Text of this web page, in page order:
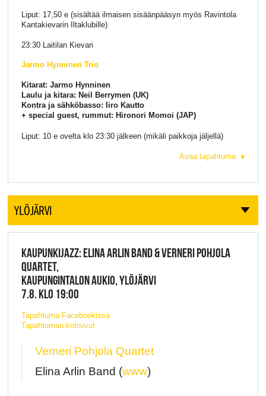
Liput: 17,50 e (sisältää ilmaisen sisäänpääsyn myös Ravintola
Kantakievarin Iltaklubille)
23:30 Laitilan Kievari
Jarmo Hynninen Trio
Kitarat: Jarmo Hynninen
Laulu ja kitara: Neil Berrymen (UK)
Kontra ja sähköbasso: Iiro Kautto
+ special guest, rummut: Hironori Momoi (JAP)
Liput: 10 e ovelta klo 23:30 jälkeen (mikäli paikkoja jäljellä)
Avaa tapahtuma
YLÖJÄRVI
KAUPUNKIJAZZ: ELINA ARLIN BAND & VERNERI POHJOLA
QUARTET,
KAUPUNGINTALON AUKIO, YLÖJÄRVI
7.8. KLO 19:00
Tapahtuma Facebookissa
Tapahtuman kotisivut
Verneri Pohjola Quartet
Elina Arlin Band (www)